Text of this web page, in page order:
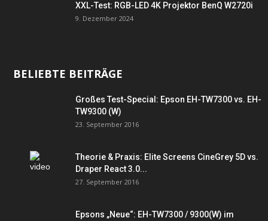
XXL-Test: RGB-LED 4K Projektor BenQ W2720i
9. Dezember 2024
BELIEBTE BEITRÄGE
Großes Test-Special: Epson EH-TW7300 vs. EH-
TW9300 (W)
23. September 2016
Theorie & Praxis: Elite Screens CineGrey 5D vs.
Draper React 3.0...
27. September 2016
Epsons „Neue“: EH-TW7300 / 9300(W) im